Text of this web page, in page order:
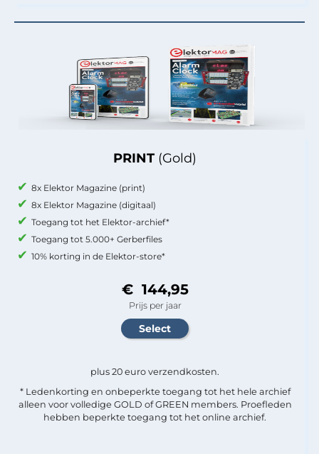
PRINT (Gold)
8x Elektor Magazine (print)
8x Elektor Magazine (digitaal)
Toegang tot het Elektor-archief*
Toegang tot 5.000+ Gerberfiles
10% korting in de Elektor-store*
€ 144,95
Prijs per jaar
plus 20 euro verzendkosten.
* Ledenkorting en onbeperkte toegang tot het hele archief
alleen voor volledige GOLD of GREEN members. Proefleden
hebben beperkte toegang tot het online archief.